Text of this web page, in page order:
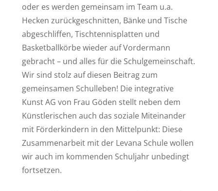
oder es werden gemeinsam im Team u.a.
Hecken zurückgeschnitten, Bänke und Tische
abgeschliffen, Tischtennisplatten und
Basketballkörbe wieder auf Vordermann
gebracht – und alles für die Schulgemeinschaft.
Wir sind stolz auf diesen Beitrag zum
gemeinsamen Schulleben! Die integrative
Kunst AG von Frau Göden stellt neben dem
Künstlerischen auch das soziale Miteinander
mit Förderkindern in den Mittelpunkt: Diese
Zusammenarbeit mit der Levana Schule wollen
wir auch im kommenden Schuljahr unbedingt
fortsetzen.